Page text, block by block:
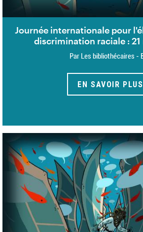
Journée internationale pour
discrimination raciale : 21
Par Les bibliothécaires -
EN SAVOIR PLUS